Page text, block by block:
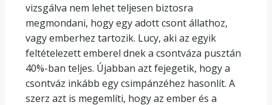
vizsgálva nem lehet teljesen biztosra
megmondani, hogy egy adott csont állathoz,
vagy emberhez tartozik. Lucy, aki az egyik
feltételezett emberel dnek a csontváza pusztán
40%-ban teljes. Újabban azt fejegetik, hogy a
csontváz inkább egy csimpánzéhez hasonlít. A
szerz azt is megemlíti, hogy az ember és a